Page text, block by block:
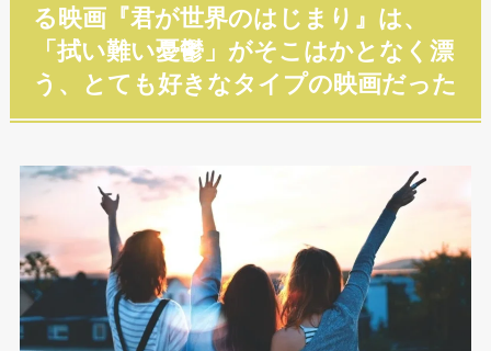
る映画『君が世界のはじまり』は、
「拭い難い憂鬱」がそこはかとなく漂
う、とても好きなタイプの映画だった